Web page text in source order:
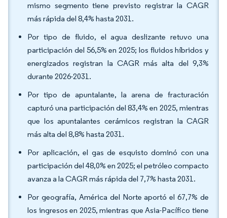
mismo segmento tiene previsto registrar la CAGR
más rápida del 8,4% hasta 2031.
Por tipo de fluido, el agua deslizante retuvo una
participación del 56,5% en 2025; los fluidos híbridos y
energizados registran la CAGR más alta del 9,3%
durante 2026-2031.
Por tipo de apuntalante, la arena de fracturación
capturó una participación del 83,4% en 2025, mientras
que los apuntalantes cerámicos registran la CAGR
más alta del 8,8% hasta 2031.
Por aplicación, el gas de esquisto dominó con una
participación del 48,0% en 2025; el petróleo compacto
avanza a la CAGR más rápida del 7,7% hasta 2031.
Por geografía, América del Norte aportó el 67,7% de
los ingresos en 2025, mientras que Asia-Pacífico tiene